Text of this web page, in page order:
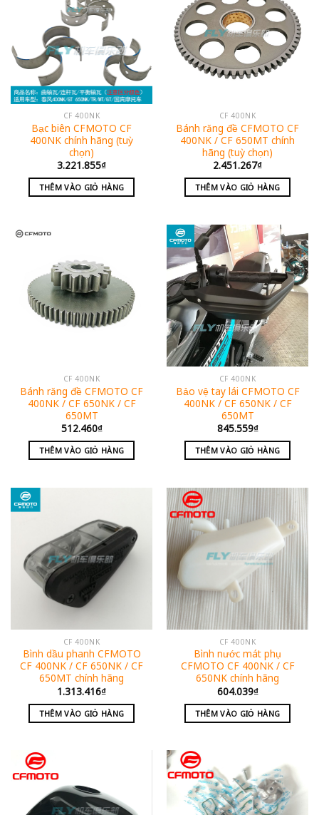
CF 400NK
Bạc biên CFMOTO CF
400NK chính hãng (tuỳ
chọn)
3.221.855₫
THÊM VÀO GIỎ HÀNG
CF 400NK
Bánh răng đề CFMOTO CF
400NK / CF 650MT chính
hãng (tuỳ chọn)
2.451.267₫
THÊM VÀO GIỎ HÀNG
CF 400NK
Bánh răng đề CFMOTO CF
400NK / CF 650NK / CF
650MT
512.460₫
THÊM VÀO GIỎ HÀNG
CF 400NK
Bảo vệ tay lái CFMOTO CF
400NK / CF 650NK / CF
650MT
845.559₫
THÊM VÀO GIỎ HÀNG
CF 400NK
Bình dầu phanh CFMOTO
CF 400NK / CF 650NK / CF
650MT chính hãng
1.313.416₫
THÊM VÀO GIỎ HÀNG
CF 400NK
Bình nước mát phụ
CFMOTO CF 400NK / CF
650NK chính hãng
604.039₫
THÊM VÀO GIỎ HÀNG